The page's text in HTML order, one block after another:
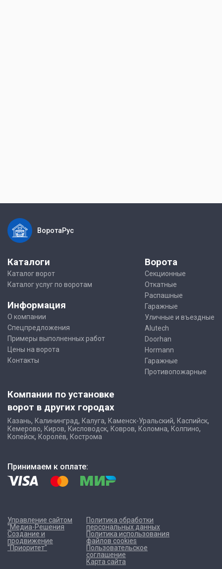
ВоротаРус
Каталоги
Каталог ворот
Каталог услуг по воротам
Информация
О компании
Спецпредложения
Примеры выполненных работ
Цены на ворота
Контакты
Ворота
Секционные
Откатные
Распашные
Гаражные
Уличные и въездные
Alutech
Doorhan
Hormann
Гаражные
Противопожарные
Компании по установке
ворот в других городах
Казань, Калининград, Калуга, Каменск-Уральский, Каспийск,
Кемерово, Киров, Кисловодск, Ковров, Коломна, Колпино,
Копейск, Королёв, Кострома
Принимаем к оплате:
Управление сайтом
"Медиа-Решения
Создание и
продвижение
"Приоритет"
Политика обработки
персональных данных
Политика использования
файлов cookies
Пользовательское
соглашение
Карта сайта